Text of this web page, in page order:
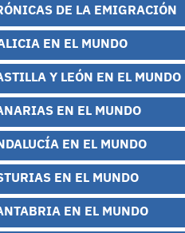
DE LA EMIGRACIÓN
EN EL MUNDO
Y LEÓN EN EL MUNDO
EN EL MUNDO
EN EL MUNDO
EN EL MUNDO
EN EL MUNDO